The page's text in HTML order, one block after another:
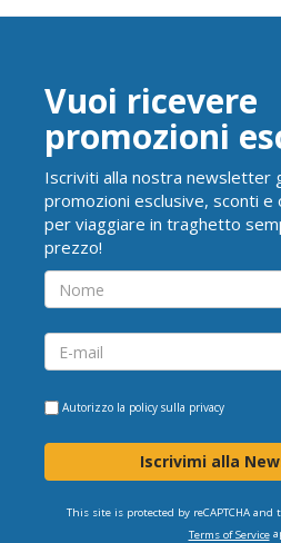
Vuoi ricevere
promozioni
Iscriviti alla nostra newsletter
promozioni esclusive, sconti
per viaggiare in traghetto
prezzo!
Autorizzo la policy sulla privacy
Iscrivimi alla
This site is protected by reCAPTCHA and
Terms of Service